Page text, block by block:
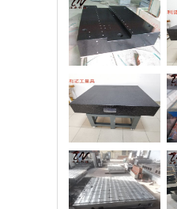
大理石实验平台
花岗石平台